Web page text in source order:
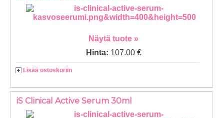
Näytä tuote »
Hinta: 107.00 €
Lisää ostoskoriin
iS Clinical Active Serum 30ml